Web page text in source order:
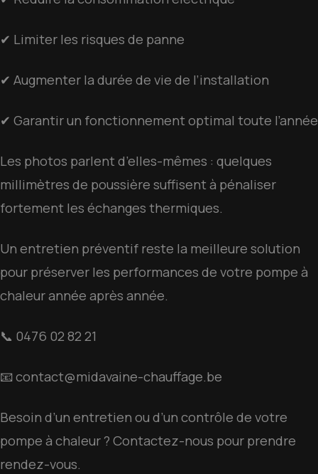
✔ Limiter les risques de panne
✔ Augmenter la durée de vie de l’installation
✔ Garantir un fonctionnement optimal toute l’année
Les photos parlent d’elles-mêmes : quelques
millimètres de poussière suffisent à pénaliser
fortement les échanges thermiques.
Un entretien préventif reste la meilleure solution
pour préserver les performances de votre pompe à
chaleur année après année.
📞 0476 02 82 21
📧contact@midavaine-chauffage.be
Besoin d’un entretien ou d’un contrôle de votre
pompe à chaleur ? Contactez-nous pour prendre
rendez-vous.